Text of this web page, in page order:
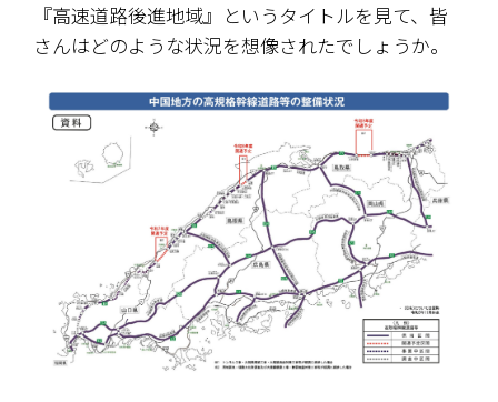
『高速道路後進地域』というタイトルを見て、皆
さんはどのような状況を想像されたでしょうか。